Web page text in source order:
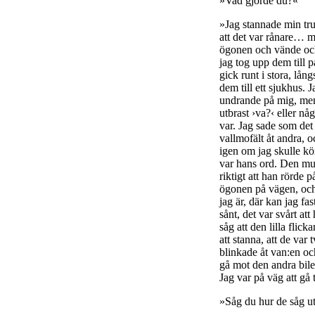
»Jag stannade min
att det var rånare…
ögonen och vände
jag tog upp dem till
gick runt i stora,
dem till ett sjukhus.
undrande på mig,
utbrast ›va?‹ eller
var. Jag sade som
vallmofält åt andra,
igen om jag skulle
var hans ord. Den
riktigt att han rörde
ögonen på vägen,
jag är, där kan jag
sånt, det var svårt
såg att den lilla
att stanna, att de var
blinkade åt van:en
gå mot den andra
Jag var på väg att
»Såg du hur de såg